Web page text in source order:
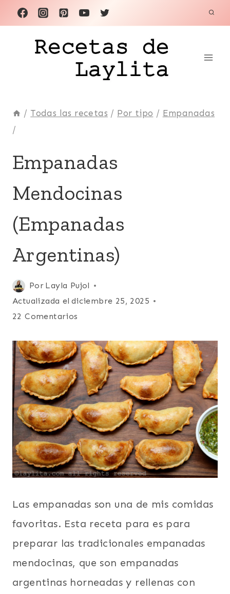
Saltar
al
contenido
/ Todas las recetas / Por tipo / Empanadas
/
BOCADITOS
Y
SNACKS
CARNE
|
RES
|
EMPANADAS
APERITIVOS
|
LATINO/HISPANO
|
SUDAMERICA
Empanadas
Mendocinas
(Empanadas
Argentinas)
Por Layla Pujol
Publicada
el
abril 24, 2012
Actualizada el diciembre 25, 2025
22 Comentarios
Las empanadas son una de mis comidas
favoritas. Esta receta para es para
preparar las tradicionales empanadas
mendocinas, que son empanadas
argentinas horneadas y rellenas con